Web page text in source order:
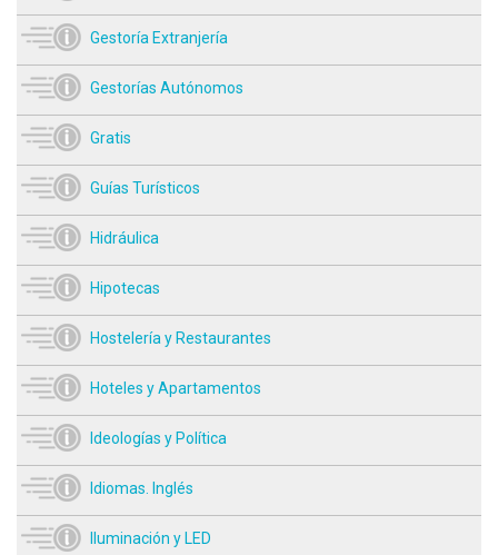
Gestoría Extranjería
Gestorías Autónomos
Gratis
Guías Turísticos
Hidráulica
Hipotecas
Hostelería y Restaurantes
Hoteles y Apartamentos
Ideologías y Política
Idiomas. Inglés
Iluminación y LED